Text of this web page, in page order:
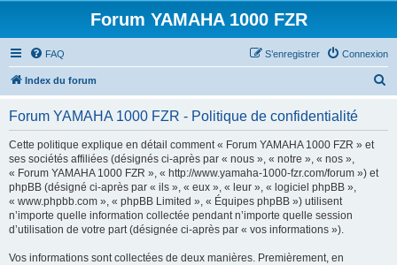
Forum YAMAHA 1000 FZR
FAQ Connexion
S’enregistrer
Index du forum
Forum YAMAHA 1000 FZR - Politique de confidentialité
Cette politique explique en détail comment « Forum YAMAHA 1000 FZR » et
ses sociétés affiliées (désignés ci-après par « nous », « notre », « nos »,
« Forum YAMAHA 1000 FZR », « http://www.yamaha-1000-fzr.com/forum ») et
phpBB (désigné ci-après par « ils », « eux », « leur », « logiciel phpBB »,
« www.phpbb.com », « phpBB Limited », « Équipes phpBB ») utilisent
n’importe quelle information collectée pendant n’importe quelle session
d’utilisation de votre part (désignée ci-après par « vos informations »).
Vos informations sont collectées de deux manières. Premièrement, en